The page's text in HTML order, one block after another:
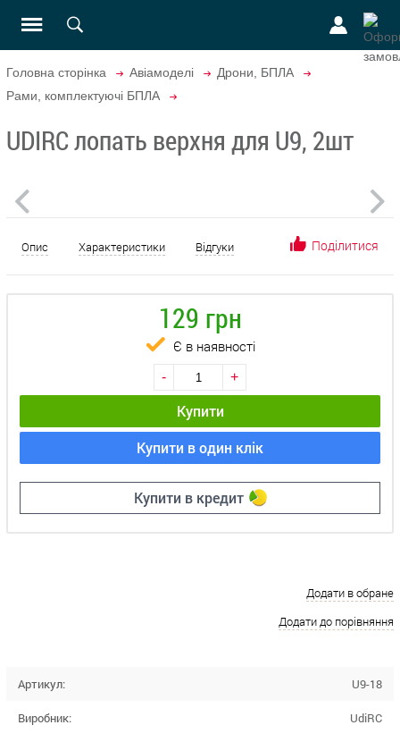
Головна сторінка Авіамоделі
Дрони, БПЛА
Рами, комплектуючі БПЛА
UDIRC лопать верхня для U9, 2шт
Опис Характеристики Відгуки Поділитися
129 грн
Є в наявності
- +
Купити
Купити в один клік
Купити в кредит
Додати в обране
Додати до порівняння
Артикул: U9-18
Виробник: UdiRC